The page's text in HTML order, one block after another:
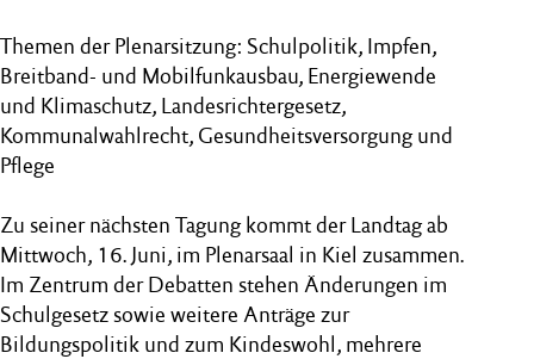
Themen der Plenarsitzung: Schulpolitik, Impfen,
Breitband- und Mobilfunkausbau, Energiewende
und Klimaschutz, Landesrichtergesetz,
Kommunalwahlrecht, Gesundheitsversorgung und
Pflege
Zu seiner nächsten Tagung kommt der Landtag ab
Mittwoch, 16. Juni, im Plenarsaal in Kiel zusammen.
Im Zentrum der Debatten stehen Änderungen im
Schulgesetz sowie weitere Anträge zur
Bildungspolitik und zum Kindeswohl, mehrere